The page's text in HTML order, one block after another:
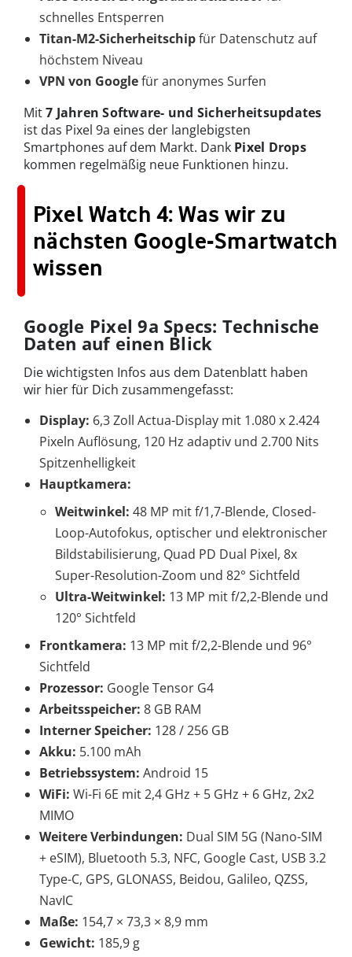
schnelles Entsperren
Titan-M2-Sicherheitschipfür Datenschutz auf
höchstem Niveau
VPN von Googlefür anonymes Surfen
Mit7 Jahren Software- und Sicherheitsupdates
ist das Pixel 9a eines der langlebigsten
Smartphones auf dem Markt. Dank Pixel Drops
kommen regelmäßig neue Funktionen hinzu.
Pixel Watch 4: Was wir zu
nächsten Google-Smartwatch
wissen
Google Pixel 9a Specs: Technische
Daten auf einen Blick
Die wichtigsten Infos aus dem Datenblatt haben
wir hier für Dich zusammengefasst:
Display: 6,3 Zoll Actua-Display mit 1.080 x 2.424
Pixeln Auflösung, 120 Hz adaptiv und 2.700 Nits
Spitzenhelligkeit
Hauptkamera:
Weitwinkel: 48 MP mit f/1,7-Blende, Closed-
Loop-Autofokus, optischer und elektronischer
Bildstabilisierung, Quad PD Dual Pixel, 8x
Super-Resolution-Zoom und 82° Sichtfeld
Ultra-Weitwinkel: 13 MP mit f/2,2-Blende und
120° Sichtfeld
Frontkamera: 13 MP mit f/2,2-Blende und 96°
Sichtfeld
Prozessor: Google Tensor G4
Arbeitsspeicher: 8 GB RAM
Interner Speicher: 128 / 256 GB
Akku: 5.100 mAh
Betriebssystem: Android 15
WiFi: Wi-Fi 6E mit 2,4 GHz + 5 GHz + 6 GHz, 2x2
MIMO
Weitere Verbindungen: Dual SIM 5G (Nano-SIM
+ eSIM), Bluetooth 5.3, NFC, Google Cast, USB 3.2
Type-C, GPS, GLONASS, Beidou, Galileo, QZSS,
NavIC
Maße: 154,7 × 73,3 × 8,9 mm
Gewicht: 185,9 g